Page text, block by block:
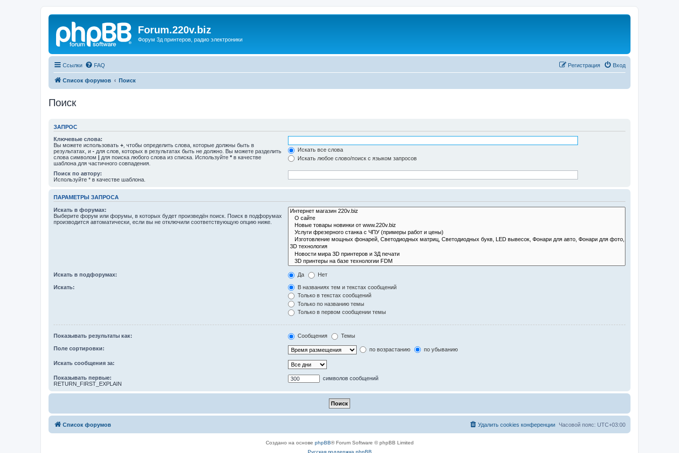
Forum.220v.biz
Форум 3д принтеров, радио электроники
Ссылки FAQ Вход
Регистрация
Список форумов Поиск
Поиск
ЗАПРОС
Ключевые слова:
Вы можете использовать + , чтобы определить слова, которые должны быть в
результатах, и - для слов, которых в результатах быть не должно. Вы можете разделить
слова символом | для поиска любого слова из списка. Используйте * в качестве
шаблона для частичного совпадения.
Искать все слова
Искать любое слово/поиск с языком запросов
Поиск по автору:
Используйте * в качестве шаблона.
ПАРАМЕТРЫ ЗАПРОСА
Искать в форумах:
Выберите форум или форумы, в которых будет произведён поиск. Поиск в подфорумах
производится автоматически, если вы не отключили соответствующую опцию ниже.
Искать в подфорумах: Да Нет
Искать:
В названиях тем и текстах сообщений
Только в текстах сообщений
Только по названию темы
Только в первом сообщении темы
Показывать результаты как: Сообщения Темы
Поле сортировки: по возрастанию по убыванию
Искать сообщения за:
Показывать первые:
RETURN_FIRST_EXPLAIN
символов сообщений
Список форумов Часовой пояс: UTC+03:00
Удалить cookies конференции
Создано на основе phpBB® Forum Software © phpBB Limited
Русская поддержка phpBB